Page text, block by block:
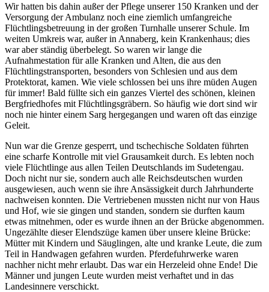
Wir hatten bis dahin außer der Pflege unserer 150 Kranken und der
Versorgung der Ambulanz noch eine ziemlich umfangreiche
Flüchtlingsbetreuung in der großen Turnhalle unserer Schule. Im
weiten Umkreis war, außer in Annaberg, kein Krankenhaus; dies
war aber ständig überbelegt. So waren wir lange die
Aufnahmestation für alle Kranken und Alten, die aus den
Flüchtlingstransporten, besonders von Schlesien und aus dem
Protektorat, kamen. Wie viele schlossen bei uns ihre müden Augen
für immer! Bald füllte sich ein ganzes Viertel des schönen, kleinen
Bergfriedhofes mit Flüchtlingsgräbern. So häufig wie dort sind wir
noch nie hinter einem Sarg hergegangen und waren oft das einzige
Geleit.
Nun war die Grenze gesperrt, und tschechische Soldaten führten
eine scharfe Kontrolle mit viel Grausamkeit durch. Es lebten noch
viele Flüchtlinge aus allen Teilen Deutschlands im Sudetengau.
Doch nicht nur sie, sondern auch alle Reichsdeutschen wurden
ausgewiesen, auch wenn sie ihre Ansässigkeit durch Jahrhunderte
nachweisen konnten. Die Vertriebenen mussten nicht nur von Haus
und Hof, wie sie gingen und standen, sondern sie durften kaum
etwas mitnehmen, oder es wurde ihnen an der Brücke abgenommen.
Ungezählte dieser Elendszüge kamen über unsere kleine Brücke:
Mütter mit Kindern und Säuglingen, alte und kranke Leute, die zum
Teil in Handwagen gefahren wurden. Pferdefuhrwerke waren
nachher nicht mehr erlaubt. Das war ein Herzeleid ohne Ende! Die
Männer und jungen Leute wurden meist verhaftet und in das
Landesinnere verschickt.